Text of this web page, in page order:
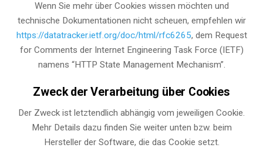
Wenn Sie mehr über Cookies wissen möchten und
technische Dokumentationen nicht scheuen, empfehlen wir
https://datatracker.ietf.org/doc/html/rfc6265, dem Request
for Comments der Internet Engineering Task Force (IETF)
namens “HTTP State Management Mechanism”.
Zweck der Verarbeitung über Cookies
Der Zweck ist letztendlich abhängig vom jeweiligen Cookie.
Mehr Details dazu finden Sie weiter unten bzw. beim
Hersteller der Software, die das Cookie setzt.